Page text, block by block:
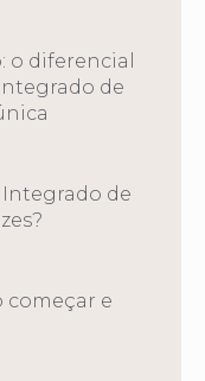
diferencial
de
Integrado de
começar e